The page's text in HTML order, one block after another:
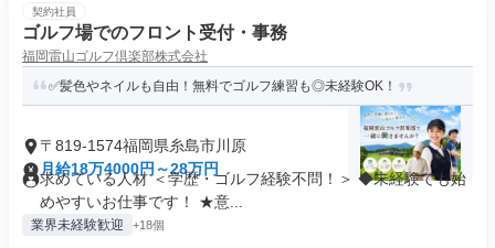
契約社員
ゴルフ場でのフロント受付・事務
福岡雷山ゴルフ倶楽部株式会社
✅髪色やネイルも自由！無料でゴルフ練習も◎未経験OK！
〒819-1574福岡県糸島市川原
月給18万4000円～28万円
求めている人材 ＜学歴・ゴルフ経験不問！＞ ◆未経験でも始
めやすいお仕事です！ ★意...
業界未経験歓迎 +18個